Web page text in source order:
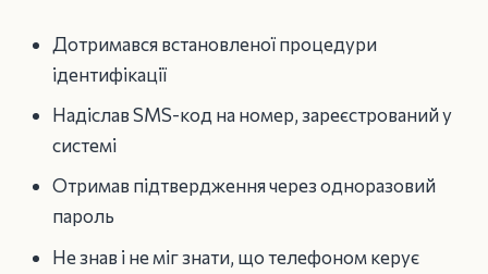
Дотримався встановленої процедури
ідентифікації
Надіслав SMS-код на номер, зареєстрований у
системі
Отримав підтвердження через одноразовий
пароль
Не знав і не міг знати, що телефоном керує